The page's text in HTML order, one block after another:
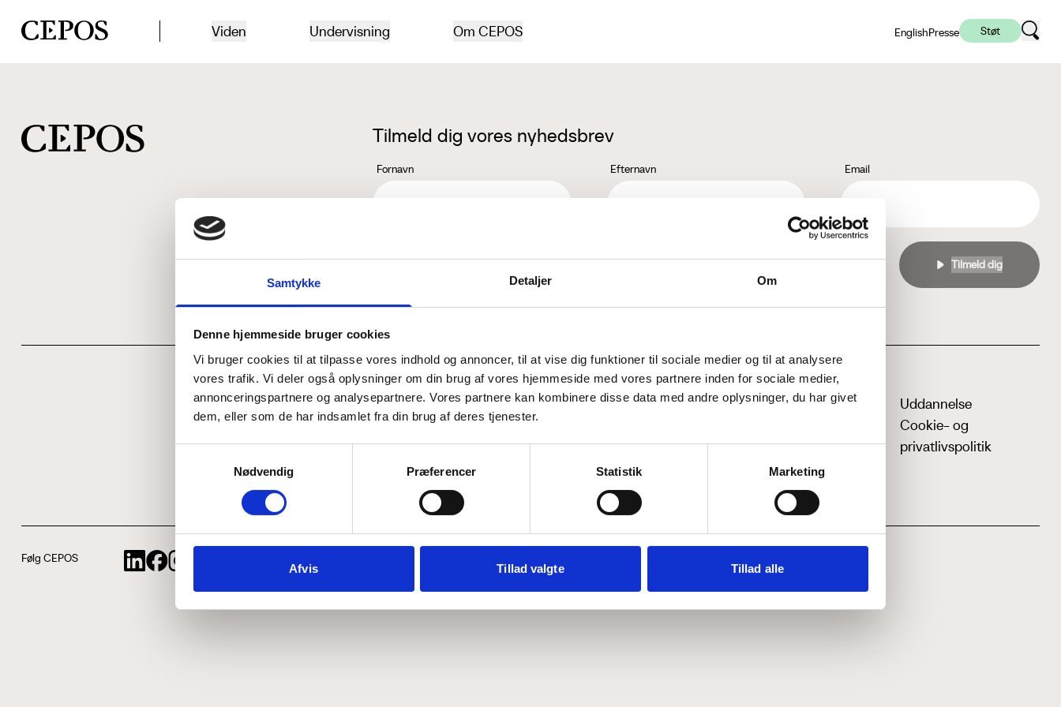
Samtykke Detaljer Om
Denne hjemmeside bruger cookies
Vi bruger cookies til at tilpasse vores indhold og annoncer, til at vise dig funktioner til sociale medier og til at analysere
vores trafik. Vi deler også oplysninger om din brug af vores hjemmeside med vores partnere inden for sociale medier,
annonceringspartnere og analysepartnere. Vores partnere kan kombinere disse data med andre oplysninger, du har givet
dem, eller som de har indsamlet fra din brug af deres tjenester.
Nødvendig
Præferencer Statistik Marketing
Afvis Tillad valgte Tillad alle
CEPOS logo Viden Undervisning Om CEPOS EnglishPresse Støt
Tilmeld dig vores nyhedsbrev
Fornavn Efternavn Email
Jeg accepterer behandlingen af mine personoplysninger i henhold tilprivatlivspolitikken
Hvem er CEPOS
Vores værdier
Medarbejdere
Kontakt
Analyser
ABCepos
Podcast
Uddannelse
Cookie- og
privatlivspolitik
Følg CEPOS